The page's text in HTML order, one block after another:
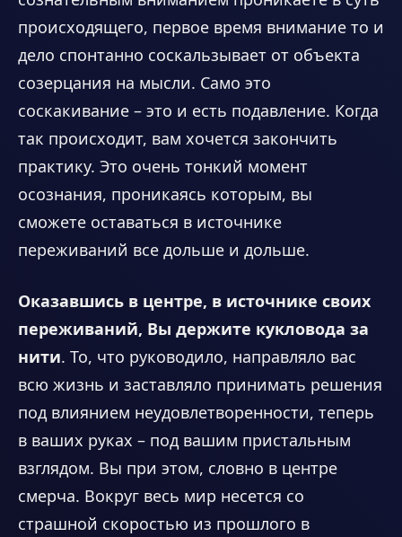
происходящего, первое время внимание то и
дело спонтанно соскальзывает от объекта
созерцания на мысли. Само это
соскакивание – это и есть подавление. Когда
так происходит, вам хочется закончить
практику. Это очень тонкий момент
осознания, проникаясь которым, вы
сможете оставаться в источнике
переживаний все дольше и дольше.
Оказавшись в центре, в источнике своих
переживаний, Вы держите кукловода за
нити. То, что руководило, направляло вас
всю жизнь и заставляло принимать решения
под влиянием неудовлетворенности, теперь
в ваших руках – под вашим пристальным
взглядом. Вы при этом, словно в центре
смерча. Вокруг весь мир несется со
страшной скоростью из прошлого в